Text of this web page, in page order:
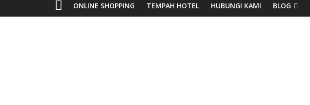
ONLINE SHOPPING TEMPAH HOTEL HUBUNGI KAMI BLOG